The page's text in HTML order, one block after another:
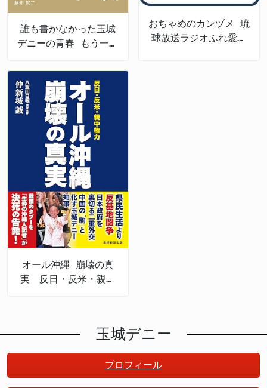
誰も書かなかった玉城
デニーの青春 もう一つ
おちゃめのカンヅメ 琉
球放送ラジオふれ愛パ
オール沖縄 崩壊の真
実 反日・反米・親中
玉城デニー
プロフィール